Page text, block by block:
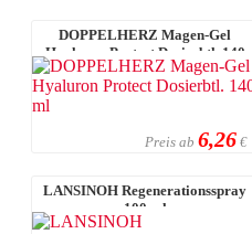
DOPPELHERZ Magen-Gel
Hyaluron Protect Dosierbtl. 140
ml
Preis ab 6,26 €
LANSINOH Regenerationsspray
100 ml